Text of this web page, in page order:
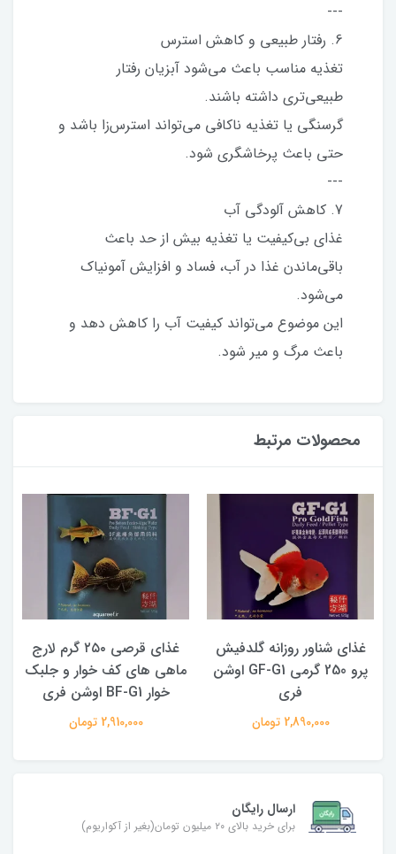
---
6. رفتار طبیعی و کاهش استرس
تغذیه مناسب باعث می‌شود آبزیان رفتار
طبیعی‌تری داشته باشند.
گرسنگی یا تغذیه ناکافی می‌تواند استرس‌زا باشد و
حتی باعث پرخاشگری شود.
---
7. کاهش آلودگی آب
غذای بی‌کیفیت یا تغذیه بیش از حد باعث
باقی‌ماندن غذا در آب، فساد و افزایش آمونیاک
می‌شود.
این موضوع می‌تواند کیفیت آب را کاهش دهد و
باعث مرگ و میر شود.
محصولات مرتبط
شناور روزانه گلدفیش
پرو 250 گرمی GF-G1 اوشن
غذای قرصی ۲۵۰ گرم لارج
ماهی های کف خوار و جلبک
ارسال رایگان
برای خرید بالای ۲۰ میلیون تومان(بغیر از آکواریوم)